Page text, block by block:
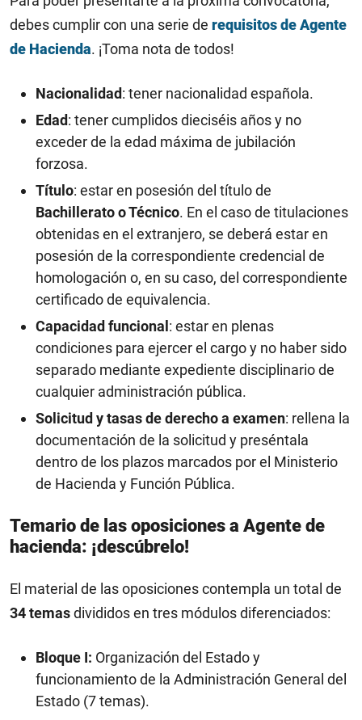
debes cumplir con una serie de requisitos de Agente
de Hacienda. ¡Toma nota de todos!
Nacionalidad: tener nacionalidad española.
Edad: tener cumplidos dieciséis años y no
exceder de la edad máxima de jubilación
forzosa.
Título: estar en posesión del título de
Bachillerato o Técnico. En el caso de titulaciones
obtenidas en el extranjero, se deberá estar en
posesión de la correspondiente credencial de
homologación o, en su caso, del correspondiente
certificado de equivalencia.
Capacidad funcional : estar en plenas
condiciones para ejercer el cargo y no haber sido
separado mediante expediente disciplinario de
cualquier administración pública.
Solicitud y tasas de derecho a examen: rellena la
documentación de la solicitud y preséntala
dentro de los plazos marcados por el Ministerio
de Hacienda y Función Pública.
Temario de las oposiciones a Agente de
hacienda: ¡descúbrelo!
El material de las oposiciones contempla un total de
34 temasdivididos en tres módulos diferenciados:
Bloque I: Organización del Estado y
funcionamiento de la Administración General del
Estado (7 temas).